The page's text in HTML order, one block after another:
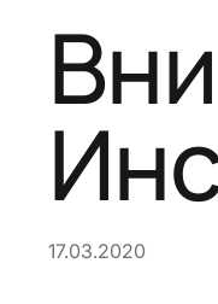
17.03.2020